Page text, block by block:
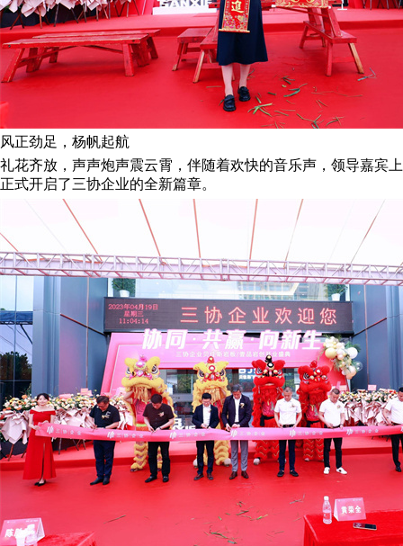
风正劲足，杨帆起航
礼花齐放，声声炮声震云霄，伴随着欢快的音乐声，领导嘉宾
正式开启了三协企业的全新篇章。